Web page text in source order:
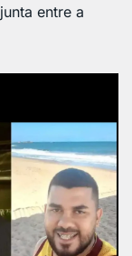
entre a